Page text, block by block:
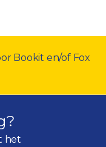
Bookit en/of Fox
het